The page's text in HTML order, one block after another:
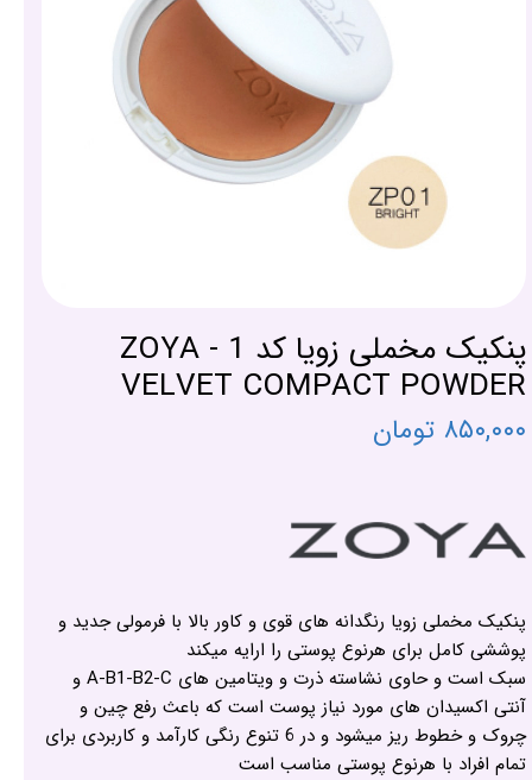
پنکیک مخملی زویا کد 1 - ZOYA
VELVET COMPACT POWDER
۸۵۰,۰۰۰ تومان
پنکیک مخملی زویا رنگدانه های قوی و کاور بالا با فرمولی جدید و
پوششی کامل برای هرنوع پوستی را ارایه میکند
سبک است و حاوی نشاسته ذرت و ویتامین های A-B1-B2-C و
آنتی اکسیدان های مورد نیاز پوست است که باعث رفع چین و
چروک و خطوط ریز میشود و در 6 تنوع رنگی کارآمد و کاربردی برای
تمام افراد با هرنوع پوستی مناسب است